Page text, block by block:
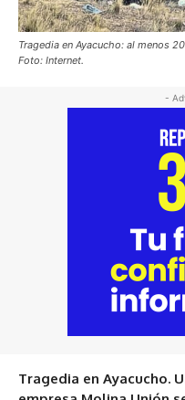
Tragedia en Ayacucho: al menos
Foto: Internet.
-
Tragedia en Ayacucho.